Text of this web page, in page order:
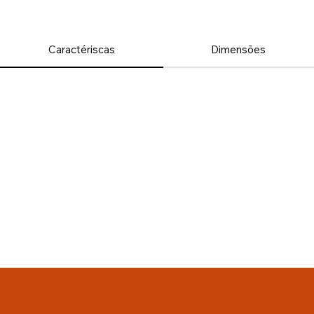
Caractériscas Dimensões